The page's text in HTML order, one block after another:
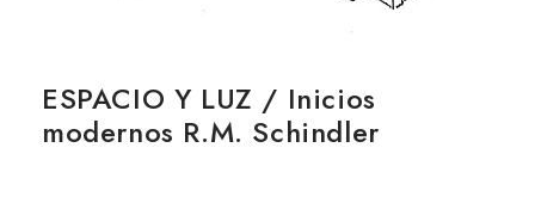
ESPACIO Y LUZ / Inicios
modernos R.M. Schindler